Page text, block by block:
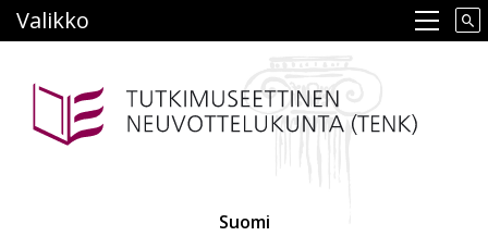
pääsisältöön
Main navigation
Valikko
Suomi